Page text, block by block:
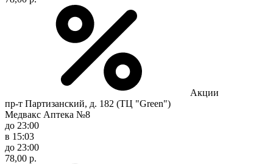
Акции
пр-т Партизанский, д. 182 (ТЦ "Green")
Медвакс Аптека №8
до 23:00
в 15:03
до 23:00
78,00 р.